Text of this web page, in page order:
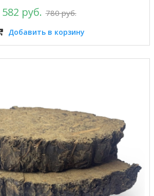
582 руб. 780 руб.
Добавить в корзину